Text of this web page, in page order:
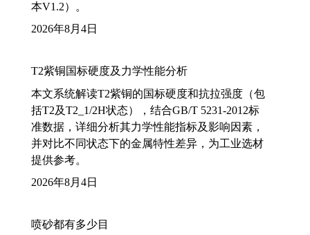
本V1.2）。
2026年8月4日
T2紫铜国标硬度及力学性能分析
本文系统解读T2紫铜的国标硬度和抗拉强度（包
括T2及T2_1/2H状态），结合GB/T 5231-2012标
准数据，详细分析其力学性能指标及影响因素，
并对比不同状态下的金属特性差异，为工业选材
提供参考。
2026年8月4日
喷砂都有多少目